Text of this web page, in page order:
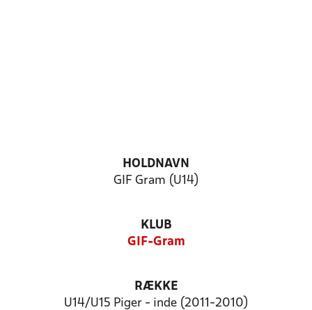
HOLDNAVN
GIF Gram (U14)
KLUB
GIF-Gram
RÆKKE
U14/U15 Piger - inde (2011-2010)